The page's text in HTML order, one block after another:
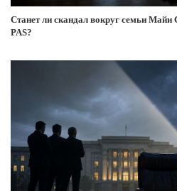
Станет ли скандал вокруг семьи Майи
PAS?